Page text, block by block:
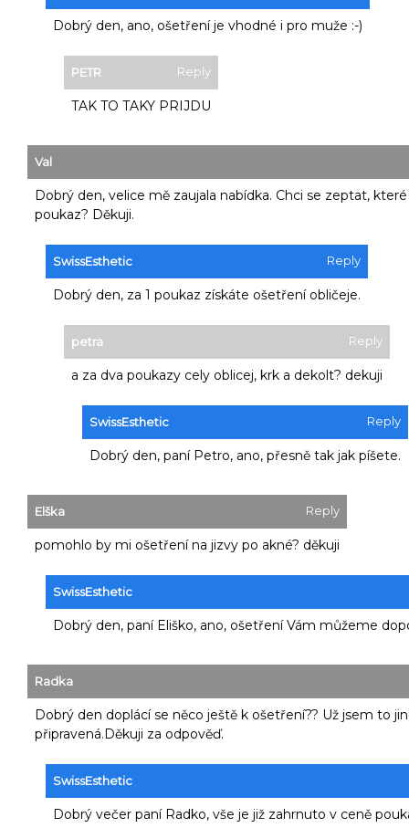
Dobrý den, ano, ošetření je vhodné i pro muže :-)
PETR Reply
TAK TO TAKY PRIJDU
Val
Dobrý den, velice mě zaujala nabídka. Chci se zeptat,
poukaz? Děkuji.
SwissEsthetic Reply
Dobrý den, za 1 poukaz získáte ošetření obličeje.
petra Reply
a za dva poukazy cely oblicej, krk a dekolt? dekuji
SwissEsthetic Reply
Dobrý den, paní Petro, ano, přesně tak jak píšete.
Elška Reply
pomohlo by mi ošetření na jizvy po akné? děkuji
SwissEsthetic
Dobrý den, paní Eliško, ano, ošetření Vám můžeme
Radka
Dobrý den doplácí se něco ještě k ošetření?? Už jsem to
připravená.Děkuji za odpověď.
SwissEsthetic
Dobrý večer paní Radko, vše je již zahrnuto v ceně